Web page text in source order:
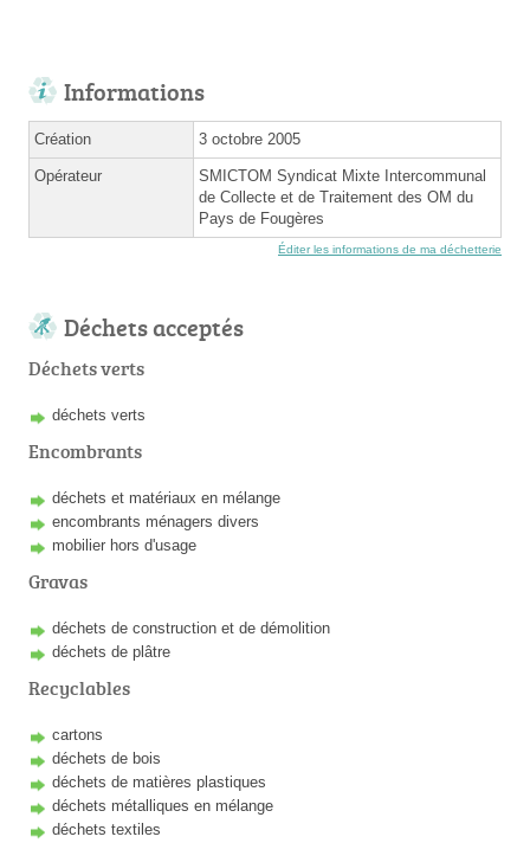
Informations
Création 3 octobre 2005
Opérateur
SMICTOM Syndicat Mixte Intercommunal
de Collecte et de Traitement des OM du
Pays de Fougères
Éditer les informations de ma déchetterie
Déchets acceptés
Déchets verts
déchets verts
Encombrants
déchets et matériaux en mélange
encombrants ménagers divers
mobilier hors d'usage
Gravas
déchets de construction et de démolition
déchets de plâtre
Recyclables
cartons
déchets de bois
déchets de matières plastiques
déchets métalliques en mélange
déchets textiles